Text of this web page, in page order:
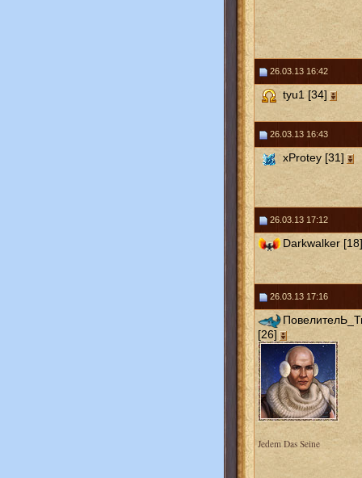
26.03.13 16:42
tyu1 [34]
26.03.13 16:43
xProtey [31]
26.03.13 17:12
Darkwalker [18]
26.03.13 17:16
[26]
Jedem Das Seine